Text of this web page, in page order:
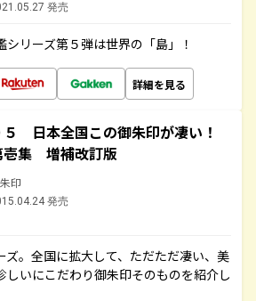
発売
シリーズ第５弾は世界の「島」！
詳細を見る
５ 日本全国この御朱印が凄い！
壱集 増補改訂版
印
発売
ズ。全国に拡大して、ただただ凄い、美
しいにこだわり御朱印そのものを紹介し